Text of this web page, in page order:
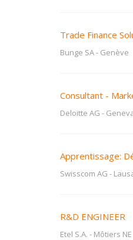
Trade Finance
Bunge SA- Genève
Consultant -
Deloitte AG -
Apprentissage:
Swisscom AG -
R&D ENGINEER
Etel S.A. - Môtiers NE